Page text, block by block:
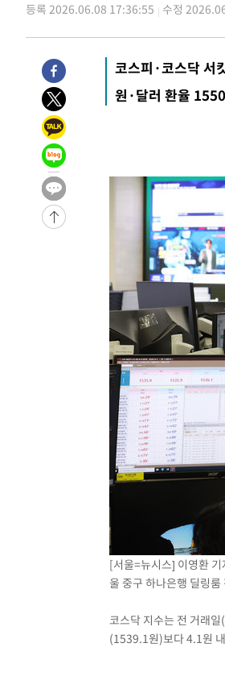
-834초 전 >"여기 떨어졌다"…다누리, 스
35분 전 >손흥민, 5경기 연속골 실패
2시간 전 >
내일까지 39도 '펄펄'…기상청
-29025초 전 >
'월드컵 탈락 후폭풍' 축
-28461초 전 >
[속보] 뉴욕증시, 혼조 출
-27254초 전 >
-25939초 전 >
-11535초 전 >
[속보]합참 "北 발사체는
화"
-11283초 전 >
日방위성, 北이 동해로 쏜
-9713초 전 >
[속보] SKT, 에이닷 서비
[속보]합참 "북, 동해상으로
'낮 최고 39도' 불볕더위…
[속보]7~9일 프로야구 3연
"韓 외환시장 개입 관측 배
'월드컵 탈락 후폭풍' 축구
서울 낮 37.9도, 올여름 최
[속보]종합특검, 대검 추가
[속보]코스닥, 800p 회복
[속보]코스피, 301.88포인
[속보]원·달러 환율, 0.7원
"여기 떨어졌다"…다누리, 스
손흥민, 5경기 연속골 실패
내일까지 39도 '펄펄'…기상청
등록 2026.06.08 17:36:55 수정
코스피·코스닥 서
원·달러 환율
[서울=뉴시스] 이영환
울 중구 하나은행 딜링
코스닥 지수는 전 거래
(1539.1원)보다 4.1원